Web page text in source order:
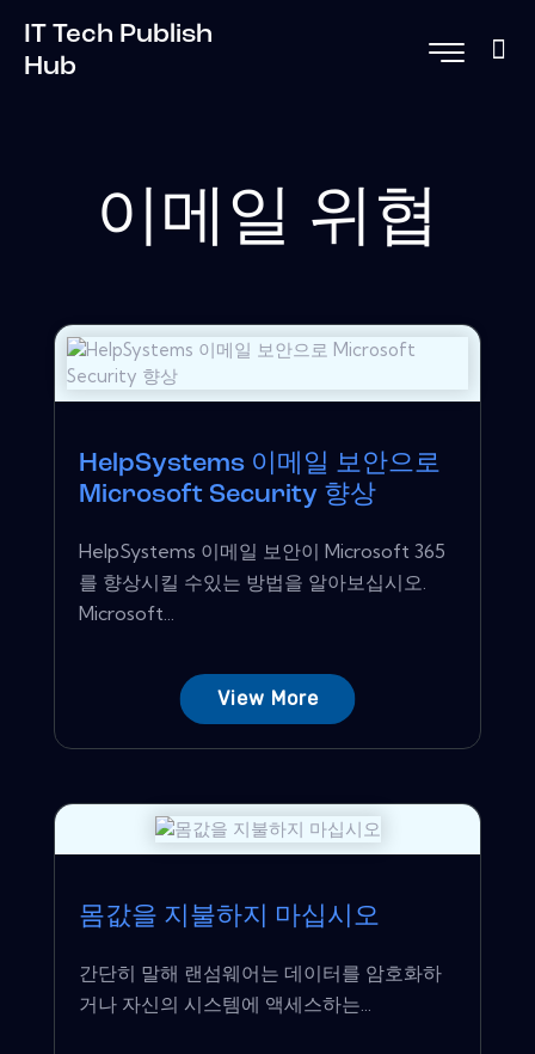
IT Tech Publish
Hub
이메일 위협
HelpSystems 이메일 보안으로
Microsoft Security 향상
HelpSystems 이메일 보안이 Microsoft 365
를 향상시킬 수있는 방법을 알아보십시오.
Microsoft...
View More
몸값을 지불하지 마십시오
간단히 말해 랜섬웨어는 데이터를 암호화하
거나 자신의 시스템에 액세스하는...